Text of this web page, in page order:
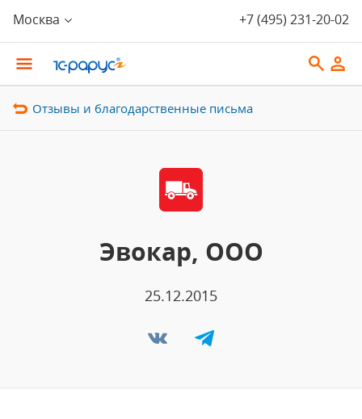
Москва +7 (495) 231-20-02
Отзывы и благодарственные письма
Эвокар, ООО
25.12.2015